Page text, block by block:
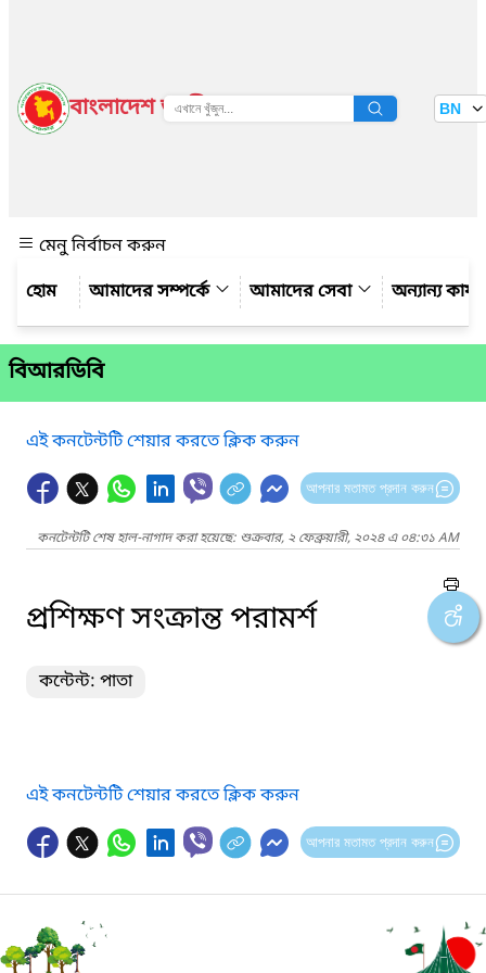
বাংলাদেশ জাতীয় তথ্য বাতায়ন BN
মেনু নির্বাচন করুন
আমাদের সম্পর্কে
আমাদের সেবা অন্যান্য
বিআরডিবি
এই কনটেন্টটি শেয়ার করতে ক্লিক করুন
আপনার মতামত প্রদান করুন
কনটেন্টটি শেষ হাল-নাগাদ করা হয়েছে: শুক্রবার, ২ ফেব্রুয়ারী, ২০২৪ এ ০৪:৩১ AM
প্রশিক্ষণ সংক্রান্ত পরামর্শ
কন্টেন্ট: পাতা
এই কনটেন্টটি শেয়ার করতে ক্লিক করুন
আপনার মতামত প্রদান করুন